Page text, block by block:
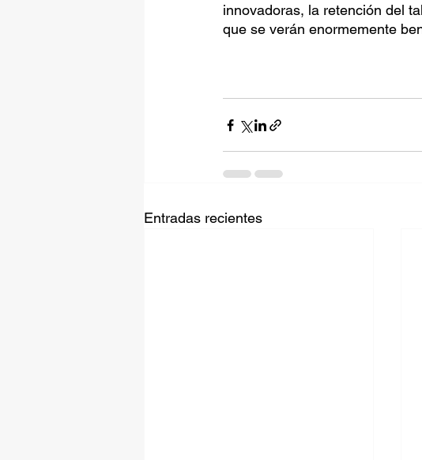
innovadoras, la retención del
que se verán enormemente
Entradas recientes